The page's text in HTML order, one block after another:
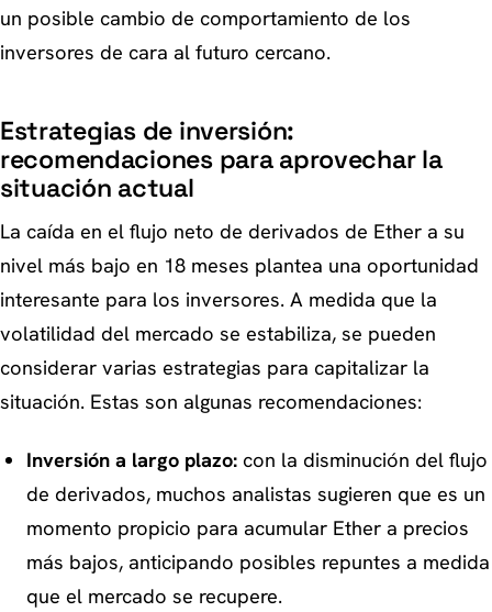
un posible cambio de comportamiento de los
inversores de cara al futuro cercano.
Estrategias de inversión:
recomendaciones para aprovechar la
situación actual
La caída en el flujo neto de derivados de Ether a su
nivel más bajo en 18 meses plantea una oportunidad
interesante para los inversores. A medida que la
volatilidad del mercado se estabiliza, se pueden
considerar varias estrategias para capitalizar la
situación. Estas son algunas recomendaciones:
Inversión a largo plazo:con la disminución del flujo
de derivados, muchos analistas sugieren que es un
momento propicio para acumular Ether a precios
más bajos, anticipando posibles repuntes a medida
que el mercado se recupere.